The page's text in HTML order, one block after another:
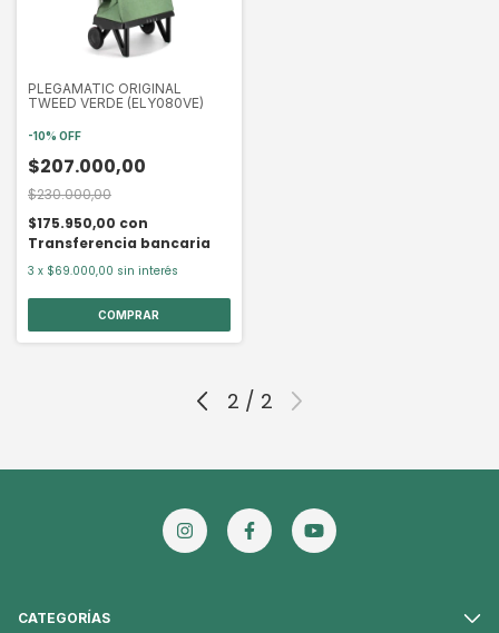
PLEGAMATIC ORIGINAL
TWEED VERDE (ELY080VE)
-10% OFF
$207.000,00
$230.000,00
$175.950,00 con
Transferencia bancaria
3 x $69.000,00 sin interés
2 / 2
CATEGORÍAS